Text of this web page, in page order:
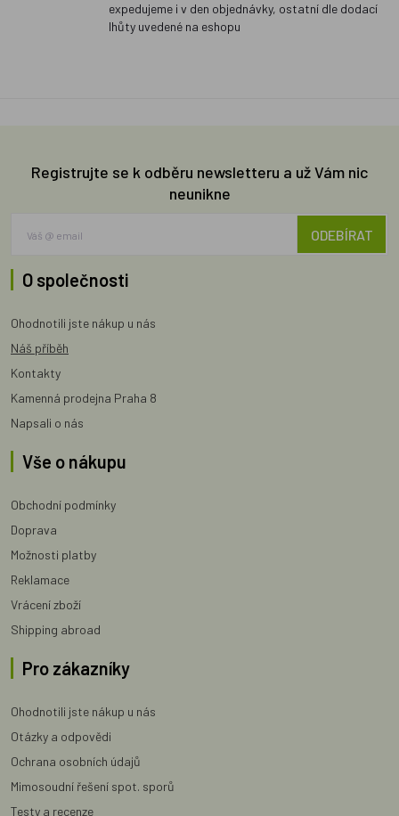
expedujeme i v den objednávky, ostatní dle dodací
lhůty uvedené na eshopu
Registrujte se k odběru newsletteru a už Vám nic
neunikne
ODEBÍRAT
O společnosti
Ohodnotili jste nákup u nás
Náš příběh
Kontakty
Kamenná prodejna Praha 8
Napsali o nás
Vše o nákupu
Obchodní podmínky
Doprava
Možnosti platby
Reklamace
Vrácení zboží
Shipping abroad
Pro zákazníky
Ohodnotili jste nákup u nás
Otázky a odpovědi
Ochrana osobních údajů
Mimosoudní řešení spot. sporů
Testy a recenze